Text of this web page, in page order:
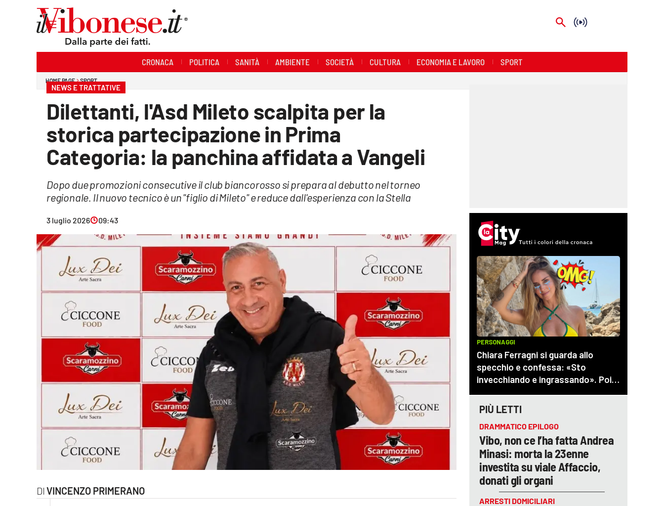
CRONACA POLITICA SANITÀ AMBIENTE SOCIETÀ CULTURA ECONOMIA E LAVORO SPORT
HOME PAGE SPORT
NEWS E TRATTATIVE
Dilettanti, l'Asd Mileto scalpita per la
storica partecipazione in Prima
Categoria: la panchina affidata a Vangeli
Dopo due promozioni consecutive il club biancorosso si prepara al debutto nel torneo
regionale. Il nuovo tecnico è un "figlio di Mileto" e reduce dall'esperienza con la Stella
3 luglio 2026 09:43
VINCENZO PRIMERANO
PIÙ LETTI
DRAMMATICO EPILOGO
Vibo, non ce l’ha fatta Andrea
Minasi: morta la 23enne
investita su viale Affaccio,
donati gli organi
ARRESTI DOMICILIARI